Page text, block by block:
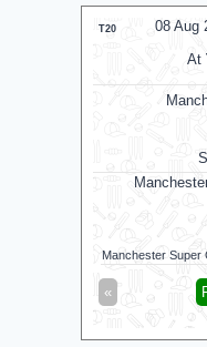
08 Aug
T20
At
Manchester Super
«